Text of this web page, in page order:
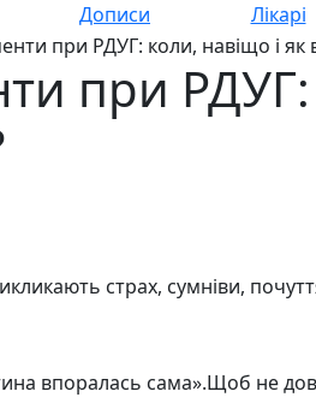
Дописи Лікарі
при РДУГ: коли, навіщо і
при РДУГ:
страх, сумніви,
впоралась сама».Щоб не